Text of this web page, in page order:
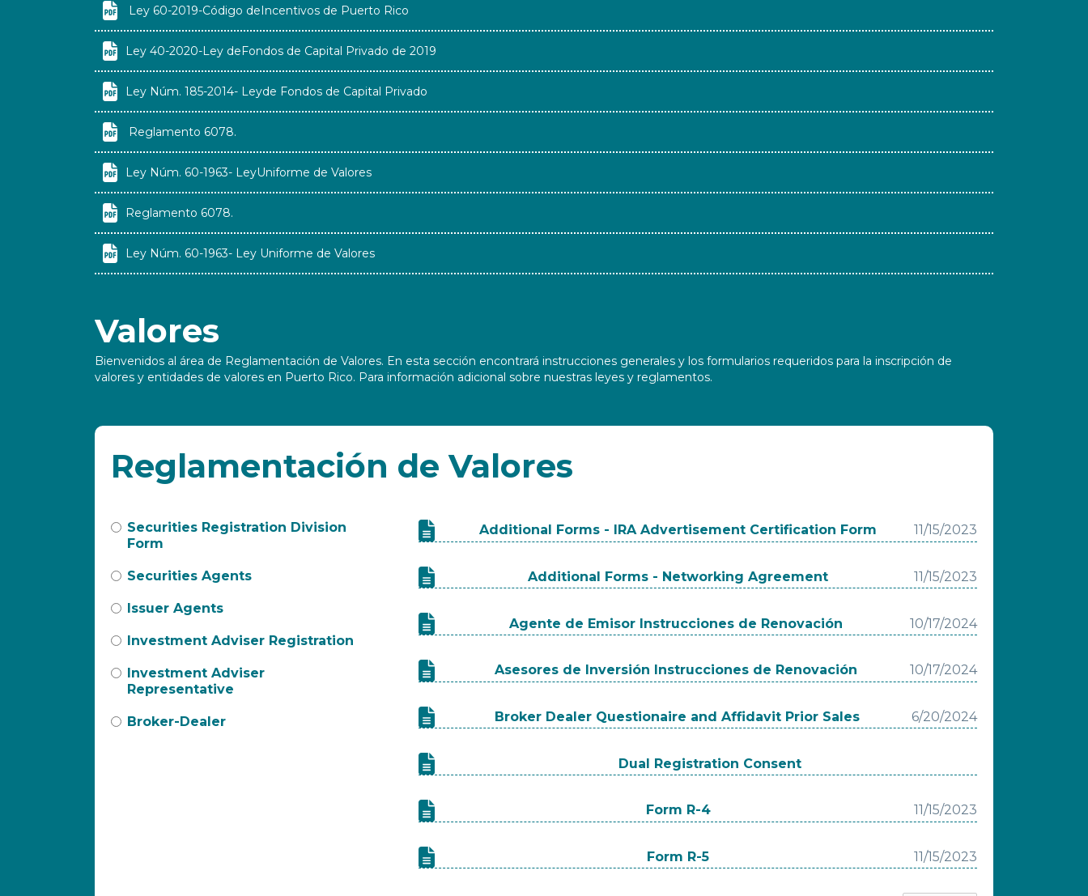
 Ley 60-2019-Código deIncentivos de Puerto Rico
 Ley 40-2020-Ley deFondos de Capital Privado de 2019
 Ley Núm. 185-2014- Leyde Fondos de Capital Privado
 Reglamento 6078.
 Ley Núm. 60-1963- LeyUniforme de Valores
 Reglamento 6078.
 Ley Núm. 60-1963- Ley Uniforme de Valores
Valores
Bienvenidos al área de Reglamentación de Valores. En esta sección encontrará instrucciones generales y los formularios requeridos para la inscripción de
valores y entidades de valores en Puerto Rico. Para información adicional sobre nuestras leyes y reglamentos.
Reglamentación de Valores
Securities Registration Division
Form
Securities Agents
Issuer Agents
Investment Adviser Registration
Investment Adviser
Representative
Broker-Dealer
Additional Forms - IRA Advertisement Certification Form 11/15/2023
Additional Forms - Networking Agreement 11/15/2023
Agente de Emisor Instrucciones de Renovación 10/17/2024
Asesores de Inversión Instrucciones de Renovación 10/17/2024
Broker Dealer Questionaire and Affidavit Prior Sales 6/20/2024
Dual Registration Consent
Form R-4 11/15/2023
Form R-5 11/15/2023